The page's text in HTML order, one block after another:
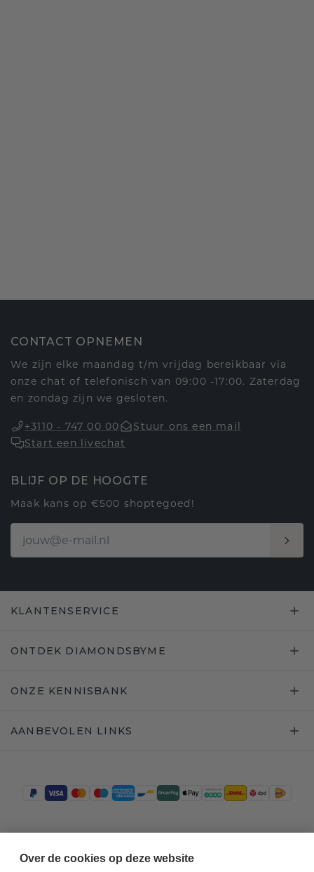
CONTACT OPNEMEN
We zijn elke maandag t/m vrijdag bereikbaar via
onze chat of telefonisch van 09:00 -17:00. Zaterdag
en zondag zijn we gesloten.
+3110 - 747 00 00
Stuur ons een mail
Start een livechat
BLIJF OP DE HOOGTE
Maak kans op €500 shoptegoed!
KLANTENSERVICE
ONTDEK DIAMONDSBYME
ONZE KENNISBANK
AANBEVOLEN LINKS
Over de cookies op deze website